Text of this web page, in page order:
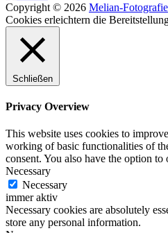
Copyright © 2026 Melian-Fotografie
Cookies erleichtern die
Schließen
Privacy Overview
This website uses cookies to
working of basic functionalities of
consent. You also have the option
Necessary
Necessary
immer aktiv
Necessary cookies are absolutely
store any personal information.